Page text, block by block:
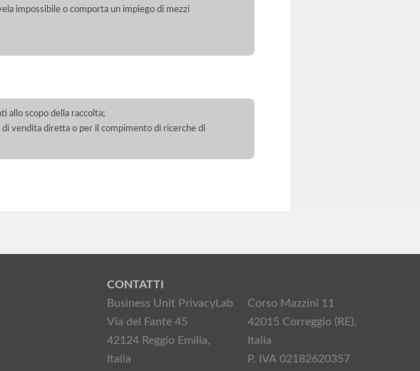
impossibile o comporta un impiego di mezzi
allo scopo della raccolta;
vendita diretta o per il compimento di ricerche di
CONTATTI
Business Unit PrivacyLab
Via del Fante 45
42124 Reggio Emilia,
Italia
Corso Mazzini 11
42015 Correggio (RE),
Italia
P. IVA 02182620357